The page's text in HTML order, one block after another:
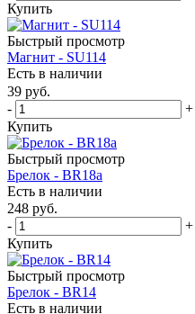
Купить
Быстрый просмотр
Магнит - SU114
Есть в наличии
39 руб.
-
+
Купить
Быстрый просмотр
Брелок - BR18a
Есть в наличии
248 руб.
-
+
Купить
Быстрый просмотр
Брелок - BR14
Есть в наличии